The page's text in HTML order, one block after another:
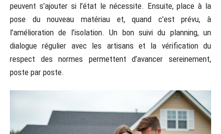
peuvent s’ajouter si l’état le nécessite. Ensuite, place à la
pose du nouveau matériau et, quand c’est prévu, à
l’amélioration de l’isolation. Un bon suivi du planning, un
dialogue régulier avec les artisans et la vérification du
respect des normes permettent d’avancer sereinement,
poste par poste.